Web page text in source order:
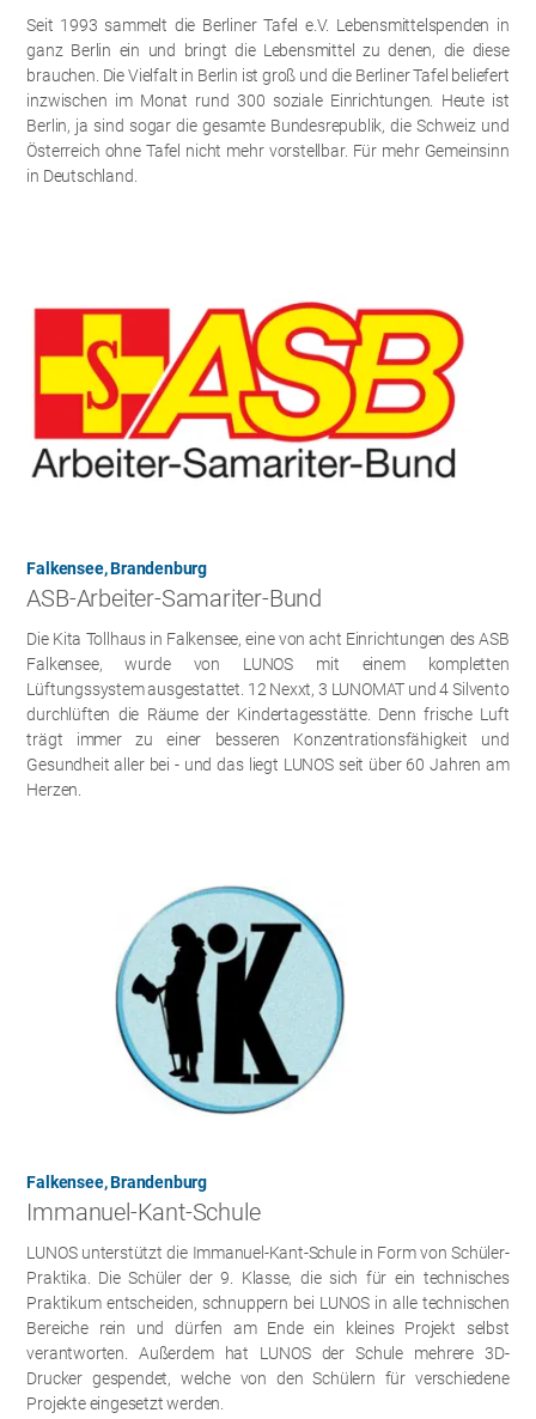
Seit 1993 sammelt die Berliner Tafel e.V. Lebensmittelspenden in
ganz Berlin ein und bringt die Lebensmittel zu denen, die diese
brauchen. Die Vielfalt in Berlin ist groß und die Berliner Tafel beliefert
inzwischen im Monat rund 300 soziale Einrichtungen. Heute ist
Berlin, ja sind sogar die gesamte Bundesrepublik, die Schweiz und
Österreich ohne Tafel nicht mehr vorstellbar. Für mehr Gemeinsinn
in Deutschland.
Falkensee, Brandenburg
ASB-Arbeiter-Samariter-Bund
Die Kita Tollhaus in Falkensee, eine von acht Einrichtungen des ASB
Falkensee, wurde von LUNOS mit einem kompletten
Lüftungssystem ausgestattet. 12 Nexxt, 3 LUNOMAT und 4 Silvento
durchlüften die Räume der Kindertagesstätte. Denn frische Luft
trägt immer zu einer besseren Konzentrationsfähigkeit und
Gesundheit aller bei - und das liegt LUNOS seit über 60 Jahren am
Herzen.
Falkensee, Brandenburg
Immanuel-Kant-Schule
LUNOS unterstützt die Immanuel-Kant-Schule in Form von Schüler-
Praktika. Die Schüler der 9. Klasse, die sich für ein technisches
Praktikum entscheiden, schnuppern bei LUNOS in alle technischen
Bereiche rein und dürfen am Ende ein kleines Projekt selbst
verantworten. Außerdem hat LUNOS der Schule mehrere 3D-
Drucker gespendet, welche von den Schülern für verschiedene
Projekte eingesetzt werden.